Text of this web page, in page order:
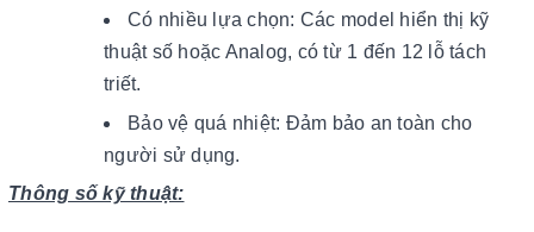
Có nhiều lựa chọn: Các model hiển thị kỹ
thuật số hoặc Analog, có từ 1 đến 12 lỗ tách
triết.
Bảo vệ quá nhiệt: Đảm bảo an toàn cho
người sử dụng.
Thông số kỹ thuật: